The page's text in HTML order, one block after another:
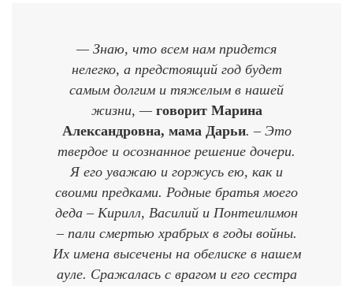
— Знаю, что всем нам придется
нелегко, а предстоящий год будет
самым долгим и тяжелым в нашей
жизни, — говорит Марина
Александровна, мама Дарьи. – Это
твердое и осознанное решение дочери.
Я его уважаю и горжусь ею, как и
своими предками. Родные братья моего
деда – Кирилл, Василий и Понтеилимон
– пали смертью храбрых в годы войны.
Их имена высечены на обелиске в нашем
ауле. Сражалась с врагом и его сестра